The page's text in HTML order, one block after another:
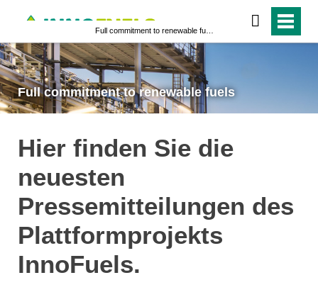
Full commitment to renewable fuels
Hier finden Sie die
neuesten
Pressemitteilungen des
Plattformprojekts
InnoFuels.